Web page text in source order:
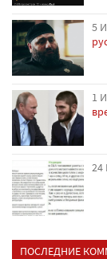
5
1
ПОСЛЕДНИЕ